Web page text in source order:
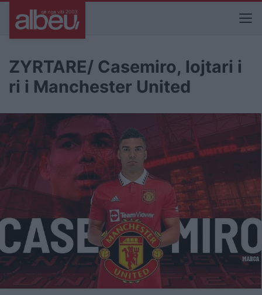
ZYRTARE/ Casemiro, lojtari i
ri i Manchester United